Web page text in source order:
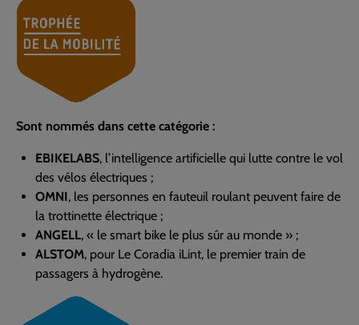
Sont nommés dans cette catégorie :
EBIKELABS, l’intelligence artificielle qui lutte contre le vol
des vélos électriques ;
OMNI, les personnes en fauteuil roulant peuvent faire de
la trottinette électrique ;
ANGELL, « le smart bike le plus sûr au monde » ;
ALSTOM, pour Le Coradia iLint, le premier train de
passagers à hydrogène.